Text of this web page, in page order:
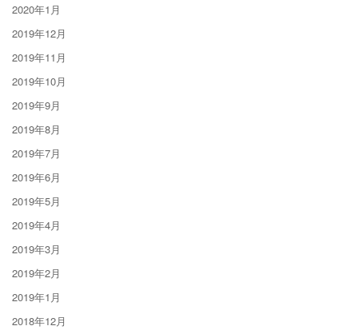
2020年1月
2019年12月
2019年11月
2019年10月
2019年9月
2019年8月
2019年7月
2019年6月
2019年5月
2019年4月
2019年3月
2019年2月
2019年1月
2018年12月